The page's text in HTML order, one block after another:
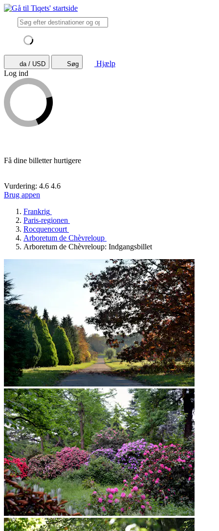
da / USD Søg
Hjælp
Log ind
Få dine billetter hurtigere
Vurdering: 4.6 4.6
Brug appen
Frankrig
Paris-regionen
Rocquencourt
Arboretum de Chèvreloup
Arboretum de Chèvreloup: Indgangsbillet